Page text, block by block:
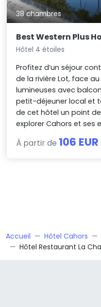
38 chambres
Best Western Plus
Hôtel 4 étoiles
Profitez d’un séjour
de la rivière Lot, face
lumineuses avec
petit-déjeuner local et
de cet hôtel un point
explorer Cahors et ses
À partir de 106 EUR
Accueil Hôtel Cahors
Hôtel Restaurant La